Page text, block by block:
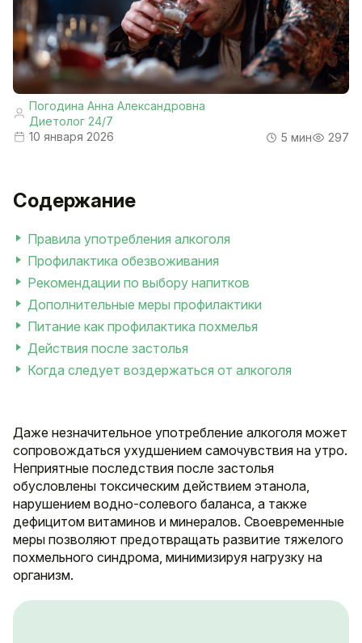
Погодина Анна Александровна
Диетолог 24/7
10 января 2026
5 мин 297
Содержание
Правила употребления алкоголя
Профилактика обезвоживания
Рекомендации по выбору напитков
Дополнительные меры профилактики
Питание как профилактика похмелья
Действия после застолья
Когда следует воздержаться от алкоголя
Даже незначительное употребление алкоголя может
сопровождаться ухудшением самочувствия на утро.
Неприятные последствия после застолья
обусловлены токсическим действием этанола,
нарушением водно-солевого баланса, а также
дефицитом витаминов и минералов. Своевременные
меры позволяют предотвращать развитие тяжелого
похмельного синдрома, минимизируя нагрузку на
организм.